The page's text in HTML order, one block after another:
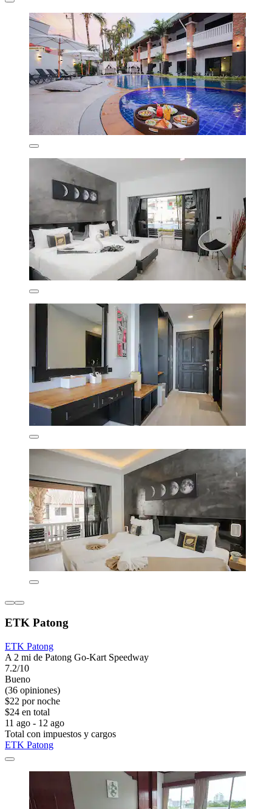
ETK Patong
ETK Patong
A 2 mi de Patong Go-Kart Speedway
7.2/10
Bueno
(36 opiniones)
$22 por noche
$24 en total
11 ago - 12 ago
Total con impuestos y cargos
ETK Patong